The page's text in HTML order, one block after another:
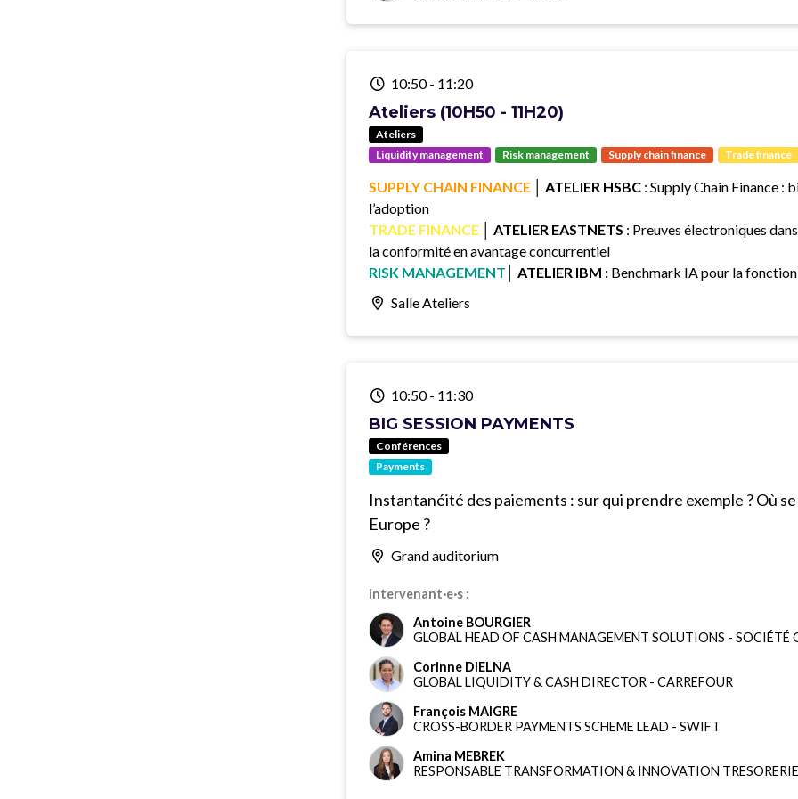
10:50- 11:20
Ateliers (10H50 - 11H20)
Ateliers
Liquidity management
Risk management Supply chain finance Trade finance
SUPPLY CHAIN FINANCE │ ATELIER HSBC: Supply Chain Finance :
l’adoption
TRADE FINANCE│ ATELIER EASTNETS : Preuves électroniques
la conformité en avantage concurrentiel
RISK MANAGEMENT │ ATELIER IBM : Benchmark IA pour la
Salle Ateliers
10:50- 11:30
BIG SESSION PAYMENTS
Conférences
Payments
Instantanéité des paiements : sur qui prendre exemple ? Où
Europe ?
Grand auditorium
Intervenant·e·s :
Antoine BOURGIER
GLOBAL HEAD OF CASH MANAGEMENT SOLUTIONS - SOCIÉTÉ
Corinne DIELNA
GLOBAL LIQUIDITY & CASH DIRECTOR- CARREFOUR
François MAIGRE
CROSS-BORDER PAYMENTS SCHEME LEAD - SWIFT
Amina MEBREK
RESPONSABLE TRANSFORMATION & INNOVATION TRESORERIE